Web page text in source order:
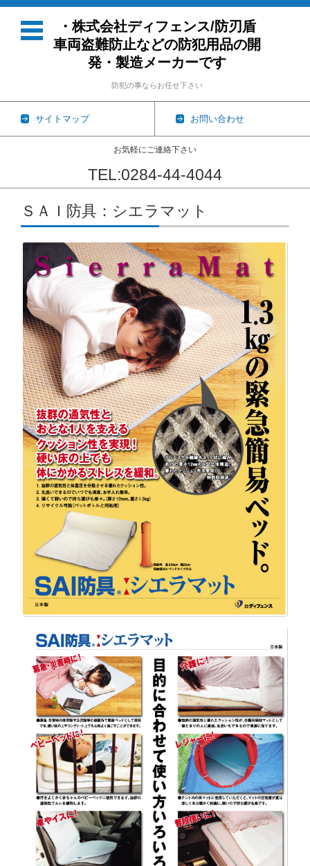
・株式会社ディフェンス/防刃盾
車両盗難防止などの防犯用品の開
発・製造メーカーです
防犯の事ならお任せ下さい
サイトマップ お問い合わせ
お気軽にご連絡下さい
TEL:0284-44-4044
コンテンツに移動
ＳＡＩ防具：シエラマット